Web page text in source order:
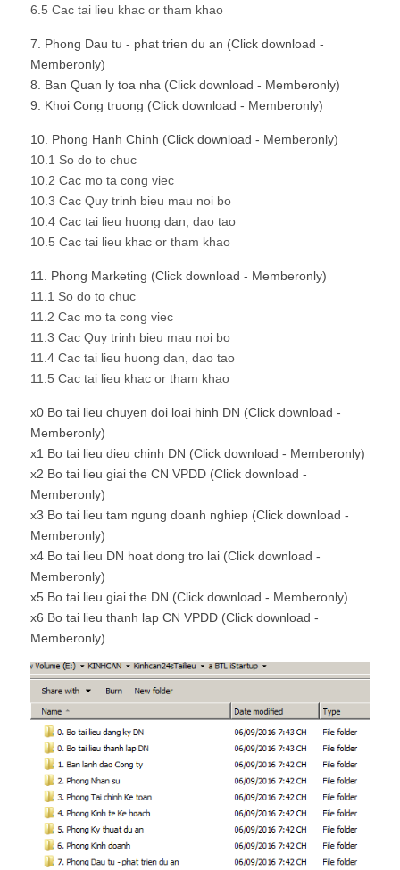
6.5 Cac tai lieu khac or tham khao
7. Phong Dau tu - phat trien du an (Click download -
Memberonly)
8. Ban Quan ly toa nha (Click download - Memberonly)
9. Khoi Cong truong (Click download - Memberonly)
10. Phong Hanh Chinh (Click download - Memberonly)
10.1 So do to chuc
10.2 Cac mo ta cong viec
10.3 Cac Quy trinh bieu mau noi bo
10.4 Cac tai lieu huong dan, dao tao
10.5 Cac tai lieu khac or tham khao
11. Phong Marketing (Click download - Memberonly)
11.1 So do to chuc
11.2 Cac mo ta cong viec
11.3 Cac Quy trinh bieu mau noi bo
11.4 Cac tai lieu huong dan, dao tao
11.5 Cac tai lieu khac or tham khao
x0 Bo tai lieu chuyen doi loai hinh DN (Click download -
Memberonly)
x1 Bo tai lieu dieu chinh DN (Click download - Memberonly)
x2 Bo tai lieu giai the CN VPDD (Click download -
Memberonly)
x3 Bo tai lieu tam ngung doanh nghiep (Click download -
Memberonly)
x4 Bo tai lieu DN hoat dong tro lai (Click download -
Memberonly)
x5 Bo tai lieu giai the DN (Click download - Memberonly)
x6 Bo tai lieu thanh lap CN VPDD (Click download -
Memberonly)